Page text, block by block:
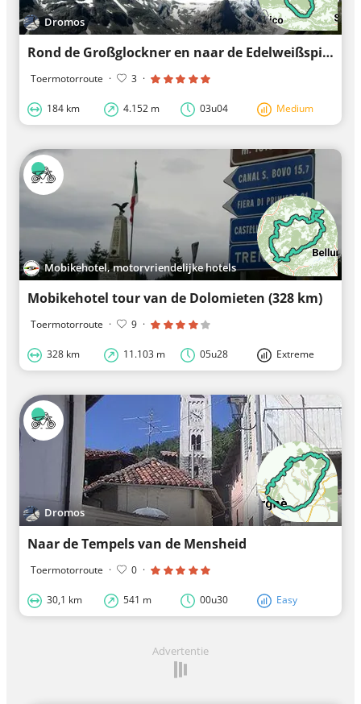
Dromos
Rond de Großglockner en naar de Edelweißspitze
Toermotorroute · 3 ·
184 km 4.152 m 03u04 Medium
Mobikehotel, motorvriendelijke hotels
Mobikehotel tour van de Dolomieten (328 km)
Toermotorroute · 9 ·
328 km 11.103 m 05u28 Extreme
Dromos
Naar de Tempels van de Mensheid
Toermotorroute · 0 ·
30,1 km 541 m 00u30 Easy
Advertentie